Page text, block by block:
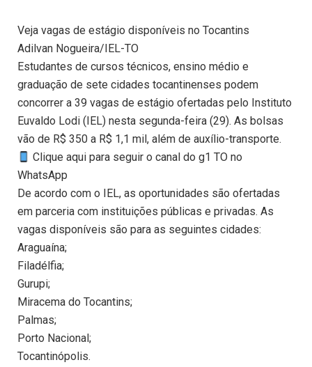
Veja vagas de estágio disponíveis no Tocantins
Adilvan Nogueira/IEL-TO
Estudantes de cursos técnicos, ensino médio e
graduação de sete cidades tocantinenses podem
concorrer a 39 vagas de estágio ofertadas pelo Instituto
Euvaldo Lodi (IEL) nesta segunda-feira (29). As bolsas
vão de R$ 350 a R$ 1,1 mil, além de auxílio-transporte.
Clique aqui para seguir o canal do g1 TO no
WhatsApp
De acordo com o IEL, as oportunidades são ofertadas
em parceria com instituições públicas e privadas. As
vagas disponíveis são para as seguintes cidades:
Araguaína;
Filadélfia;
Gurupi;
Miracema do Tocantins;
Palmas;
Porto Nacional;
Tocantinópolis.